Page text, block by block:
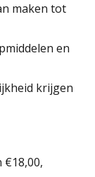
maken tot
en
krijgen